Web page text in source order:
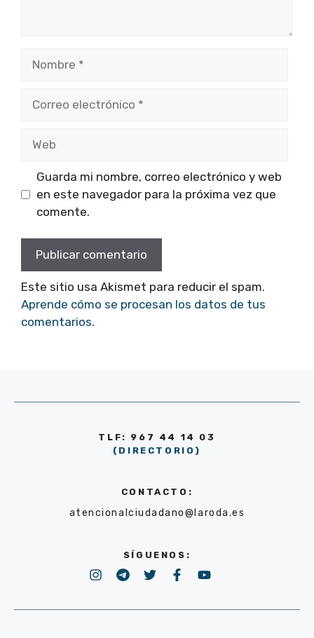
electrónico
Guarda mi nombre, correo electrónico y web
en este navegador para la próxima vez que
comente.
Este sitio usa Akismet para reducir el spam.
Aprende cómo se procesan los datos de tus
comentarios.
TLF: 967 44 14 03
(DIRECTORIO)
CONTACTO:
atencionalciudadano@laroda.es
SÍGUENOS: